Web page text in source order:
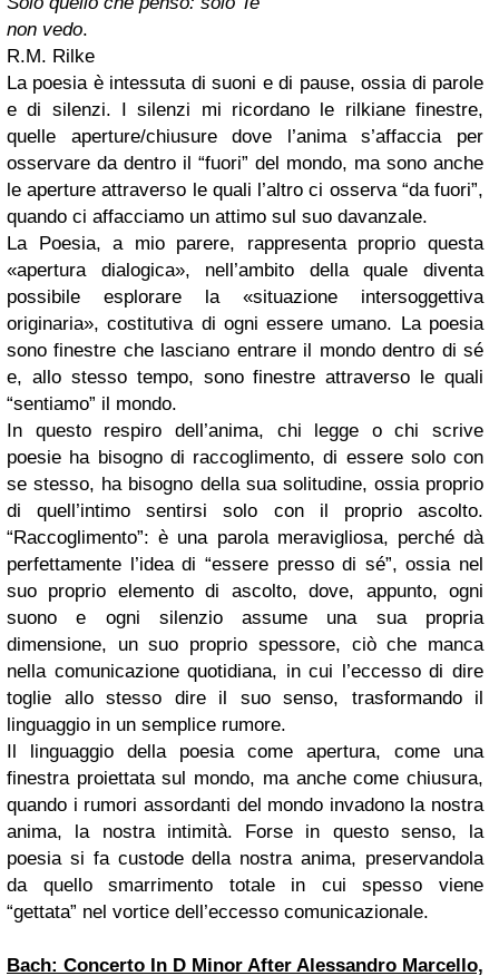
non vedo.
R.M. Rilke
La poesia è intessuta di suoni e di pause, ossia di parole
e di silenzi. I silenzi mi ricordano le rilkiane finestre,
quelle aperture/chiusure dove l’anima s’affaccia per
osservare da dentro il “fuori” del mondo, ma sono anche
le aperture attraverso le quali l’altro ci osserva “da fuori”,
quando ci affacciamo un attimo sul suo davanzale.
La Poesia, a mio parere, rappresenta proprio questa
«apertura dialogica», nell’ambito della quale diventa
possibile esplorare la «situazione intersoggettiva
originaria», costitutiva di ogni essere umano. La poesia
sono finestre che lasciano entrare il mondo dentro di sé
e, allo stesso tempo, sono finestre attraverso le quali
“sentiamo” il mondo.
In questo respiro dell’anima, chi legge o chi scrive
poesie ha bisogno di raccoglimento, di essere solo con
se stesso, ha bisogno della sua solitudine, ossia proprio
di quell’intimo sentirsi solo con il proprio ascolto.
“Raccoglimento”: è una parola meravigliosa, perché dà
perfettamente l’idea di “essere presso di sé”, ossia nel
suo proprio elemento di ascolto, dove, appunto, ogni
suono e ogni silenzio assume una sua propria
dimensione, un suo proprio spessore, ciò che manca
nella comunicazione quotidiana, in cui l’eccesso di dire
toglie allo stesso dire il suo senso, trasformando il
linguaggio in un semplice rumore.
Il linguaggio della poesia come apertura, come una
finestra proiettata sul mondo, ma anche come chiusura,
quando i rumori assordanti del mondo invadono la nostra
anima, la nostra intimità. Forse in questo senso, la
poesia si fa custode della nostra anima, preservandola
da quello smarrimento totale in cui spesso viene
“gettata” nel vortice dell’eccesso comunicazionale.
Bach: Concerto In D Minor After Alessandro Marcello,